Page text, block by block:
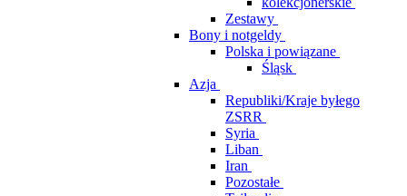
Zestawy
Bony i notgeldy
Polska i powiązane
Śląsk
Azja
Republiki/Kraje byłego
ZSRR
Syria
Liban
Iran
Pozostałe